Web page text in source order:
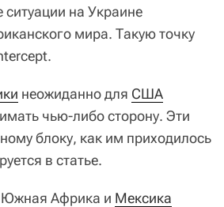
ситуации на Украине
мира. Такую точку
неожиданно для США
чью-либо сторону. Эти
блоку, как им приходилось
в статье.
Южная Африка и Мексика